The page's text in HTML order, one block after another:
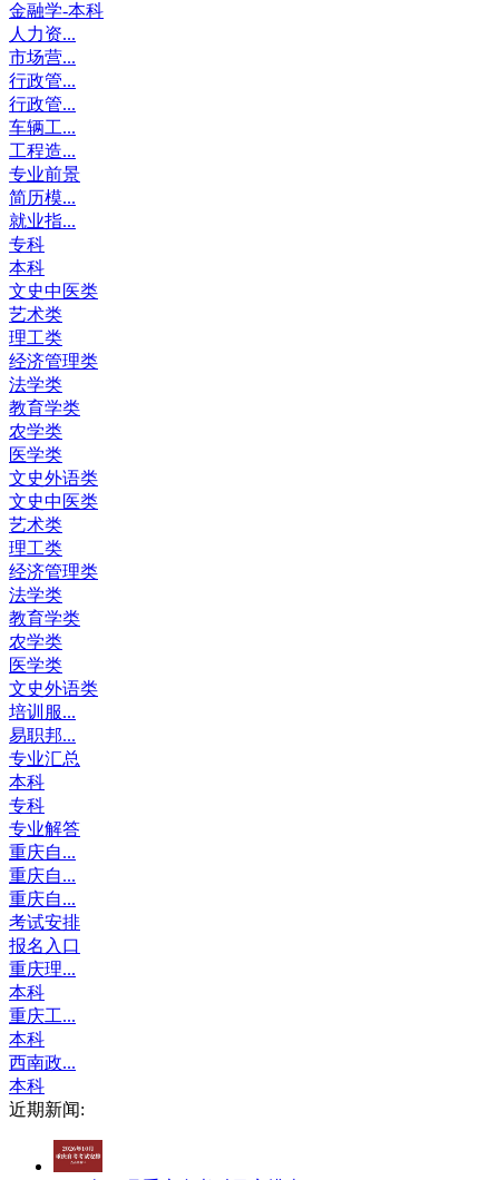
金融学-本科
人力资...
市场营...
行政管...
行政管...
车辆工...
工程造...
专业前景
简历模...
就业指...
专科
本科
文史中医类
艺术类
理工类
经济管理类
法学类
教育学类
农学类
医学类
文史外语类
文史中医类
艺术类
理工类
经济管理类
法学类
教育学类
农学类
医学类
文史外语类
培训服...
易职邦...
专业汇总
本科
专科
专业解答
重庆自...
重庆自...
重庆自...
考试安排
报名入口
重庆理...
本科
重庆工...
本科
西南政...
本科
近期新闻: